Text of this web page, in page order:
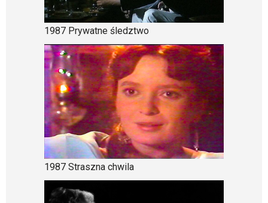
1987 Prywatne śledztwo
1987 Straszna chwila